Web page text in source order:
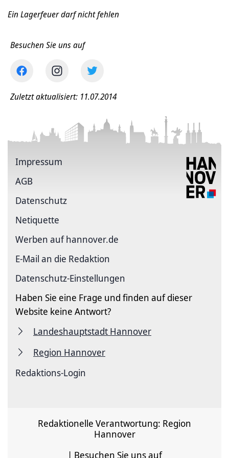
Ein Lagerfeuer darf nicht fehlen
Besuchen Sie uns auf
Zuletzt aktualisiert: 11.07.2014
Impressum
AGB
Datenschutz
Netiquette
Werben auf hannover.de
E-Mail an die Redaktion
Datenschutz-Einstellungen
Haben Sie eine Frage und finden auf dieser
Website keine Antwort?
Landeshauptstadt Hannover
Region Hannover
Redaktions-Login
Redaktionelle Verantwortung: Region
Hannover
| Besuchen Sie uns auf